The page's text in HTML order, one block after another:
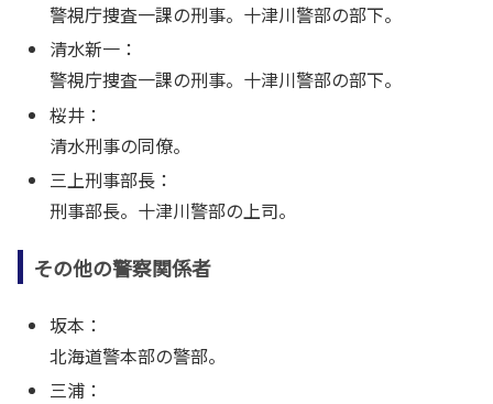
警視庁捜査一課の刑事。十津川警部の部下。
清水新一：
警視庁捜査一課の刑事。十津川警部の部下。
桜井：
清水刑事の同僚。
三上刑事部長：
刑事部長。十津川警部の上司。
その他の警察関係者
坂本：
北海道警本部の警部。
三浦：